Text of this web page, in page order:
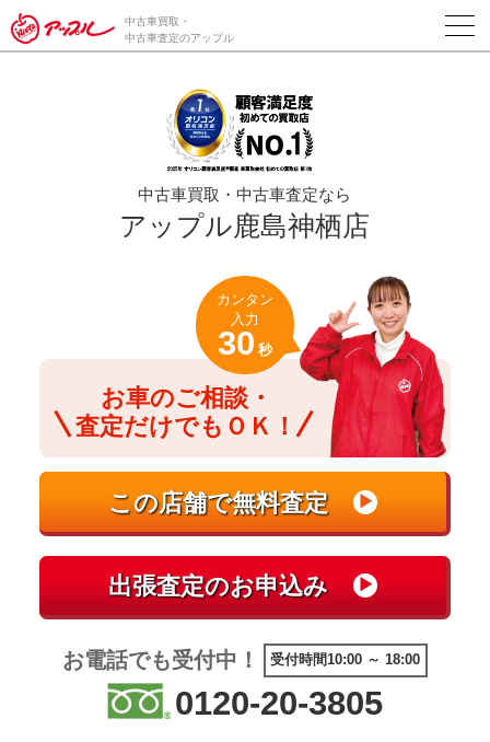
/*ABテスト_新規査定フォームの為のCVボタン*/
中古車買取・
中古車査定のアップル
中古車買取・中古車査定なら
アップル鹿島神栖店
お車のご相談・
査定だけでもＯＫ！
カンタン
入力
30 秒
お電話でも受付中！ 受付時間10:00 ～ 18:00
0120-20-3805